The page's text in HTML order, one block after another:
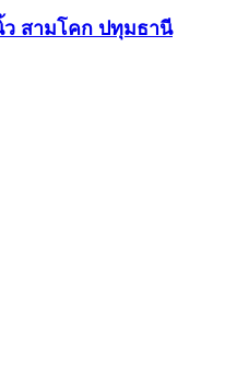
ว สามโคก ปทุมธานี